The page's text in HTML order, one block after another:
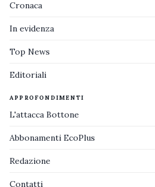
Cronaca
In evidenza
Top News
Editoriali
APPROFONDIMENTI
L'attacca Bottone
Abbonamenti EcoPlus
Redazione
Contatti